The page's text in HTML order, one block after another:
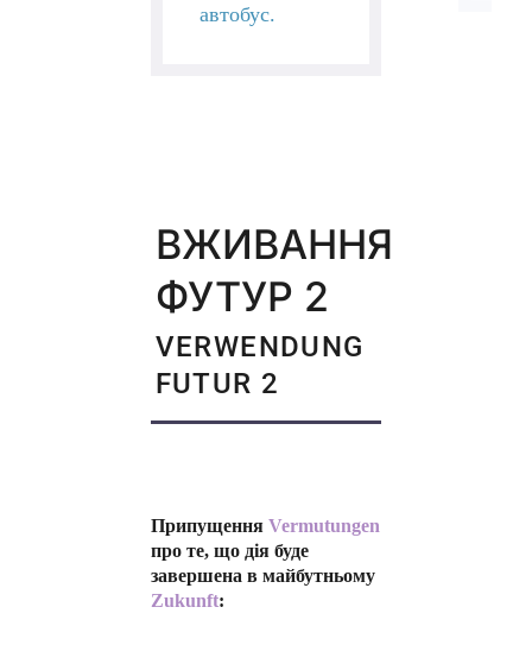
автобус.
ВЖИВАННЯ
ФУТУР 2
VERWENDUNG
FUTUR 2
Припущення Vermutungen
про те, що дія буде
завершена в майбутньому
Zukunft: